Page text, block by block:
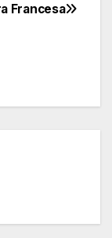
Francesa